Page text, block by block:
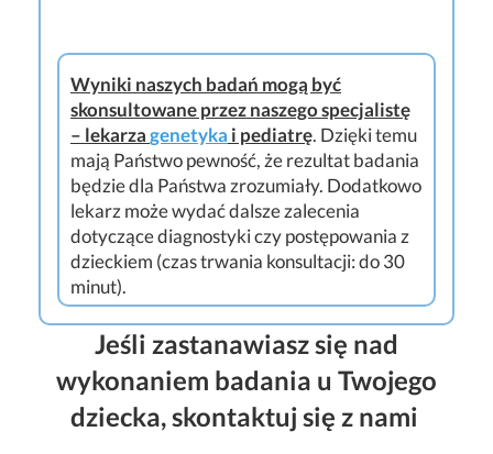
Wyniki naszych badań mogą być
skonsultowane przez naszego specjalistę
– lekarzagenetyka i pediatrę. Dzięki temu
mają Państwo pewność, że rezultat badania
będzie dla Państwa zrozumiały. Dodatkowo
lekarz może wydać dalsze zalecenia
dotyczące diagnostyki czy postępowania z
dzieckiem (czas trwania konsultacji: do 30
minut).
Jeśli zastanawiasz się nad
wykonaniem badania u Twojego
dziecka, skontaktuj się z nami